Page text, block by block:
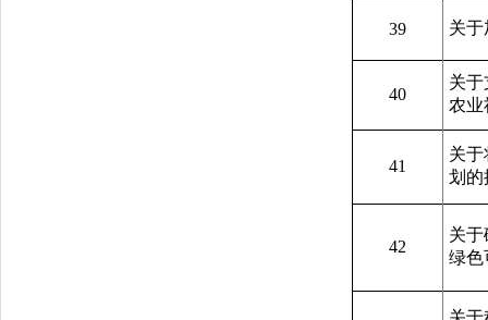
39 关
40
关
农业
41
关于
划的
42
关
绿色